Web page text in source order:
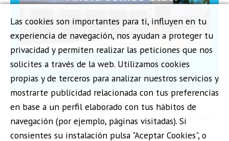
Visita nuestra nueva web aquí
Pol. Calidad y Med. Ambiente|Pol. Seguridad de la información
denuncia | Pol. de Sostenibilidad
Las cookies son importantes para ti, influyen en tu
experiencia de navegación, nos ayudan a proteger tu
privacidad y permiten realizar las peticiones que nos
solicites a través de la web. Utilizamos cookies
propias y de terceros para analizar nuestros servicios y
mostrarte publicidad relacionada con tus preferencias
en base a un perfil elaborado con tus hábitos de
navegación (por ejemplo, páginas visitadas). Si
consientes su instalación pulsa "Aceptar Cookies", o